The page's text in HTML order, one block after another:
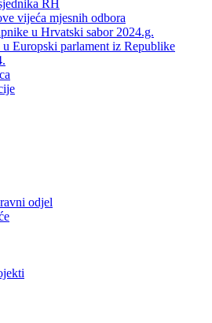
RH
vijeća mjesnih odbora
u Hrvatski sabor 2024.g.
Europski parlament iz Republike
odjel